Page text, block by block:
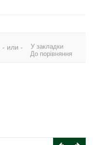
- или -
У закладки
До порівняння